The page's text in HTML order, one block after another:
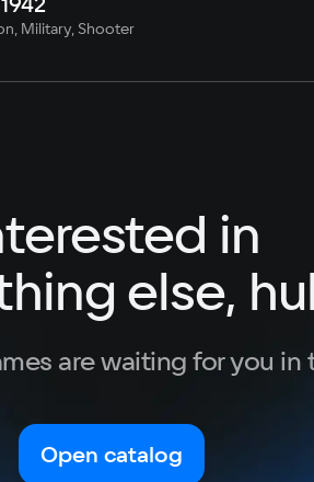
Military, Shooter
in
else,
are waiting for you in
Open catalog